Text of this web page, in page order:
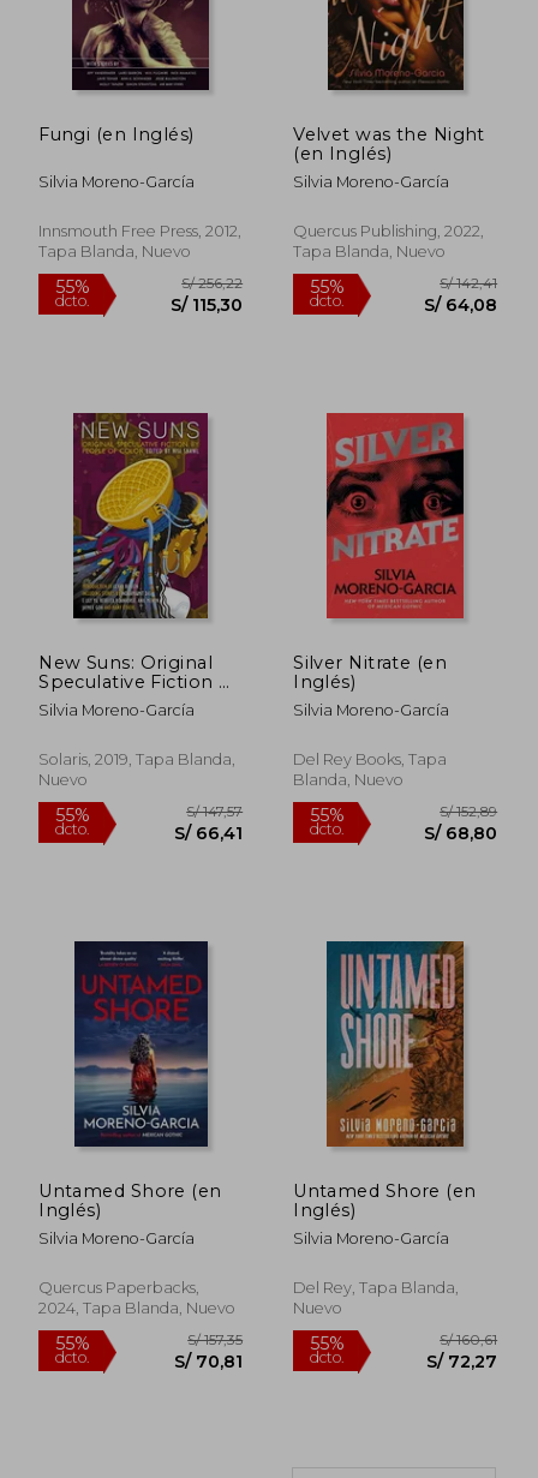
dcto. S/ 77,66 dcto.
55%
dcto. S/ 86,78
55%
dcto.
dcto. S/ 53,80 dcto.
Fungi (en Inglés)
Silvia Moreno-García
Innsmouth Free Press, 2012,
Tapa Blanda, Nuevo
Velvet was the Night
(en Inglés)
Silvia Moreno-García
Quercus Publishing, 2022,
Tapa Blanda, Nuevo
New Suns: Original
Speculative Fiction by
People of Color (en
Inglés)
Silvia Moreno-García
Solaris, 2019, Tapa Blanda,
Nuevo
Silver Nitrate (en
Inglés)
Silvia Moreno-García
Del Rey Books, Tapa
Blanda, Nuevo
Untamed Shore (en
Inglés)
Silvia Moreno-García
Quercus Paperbacks,
2024, Tapa Blanda, Nuevo
Untamed Shore (en
Inglés)
Silvia Moreno-García
Del Rey, Tapa Blanda,
Nuevo